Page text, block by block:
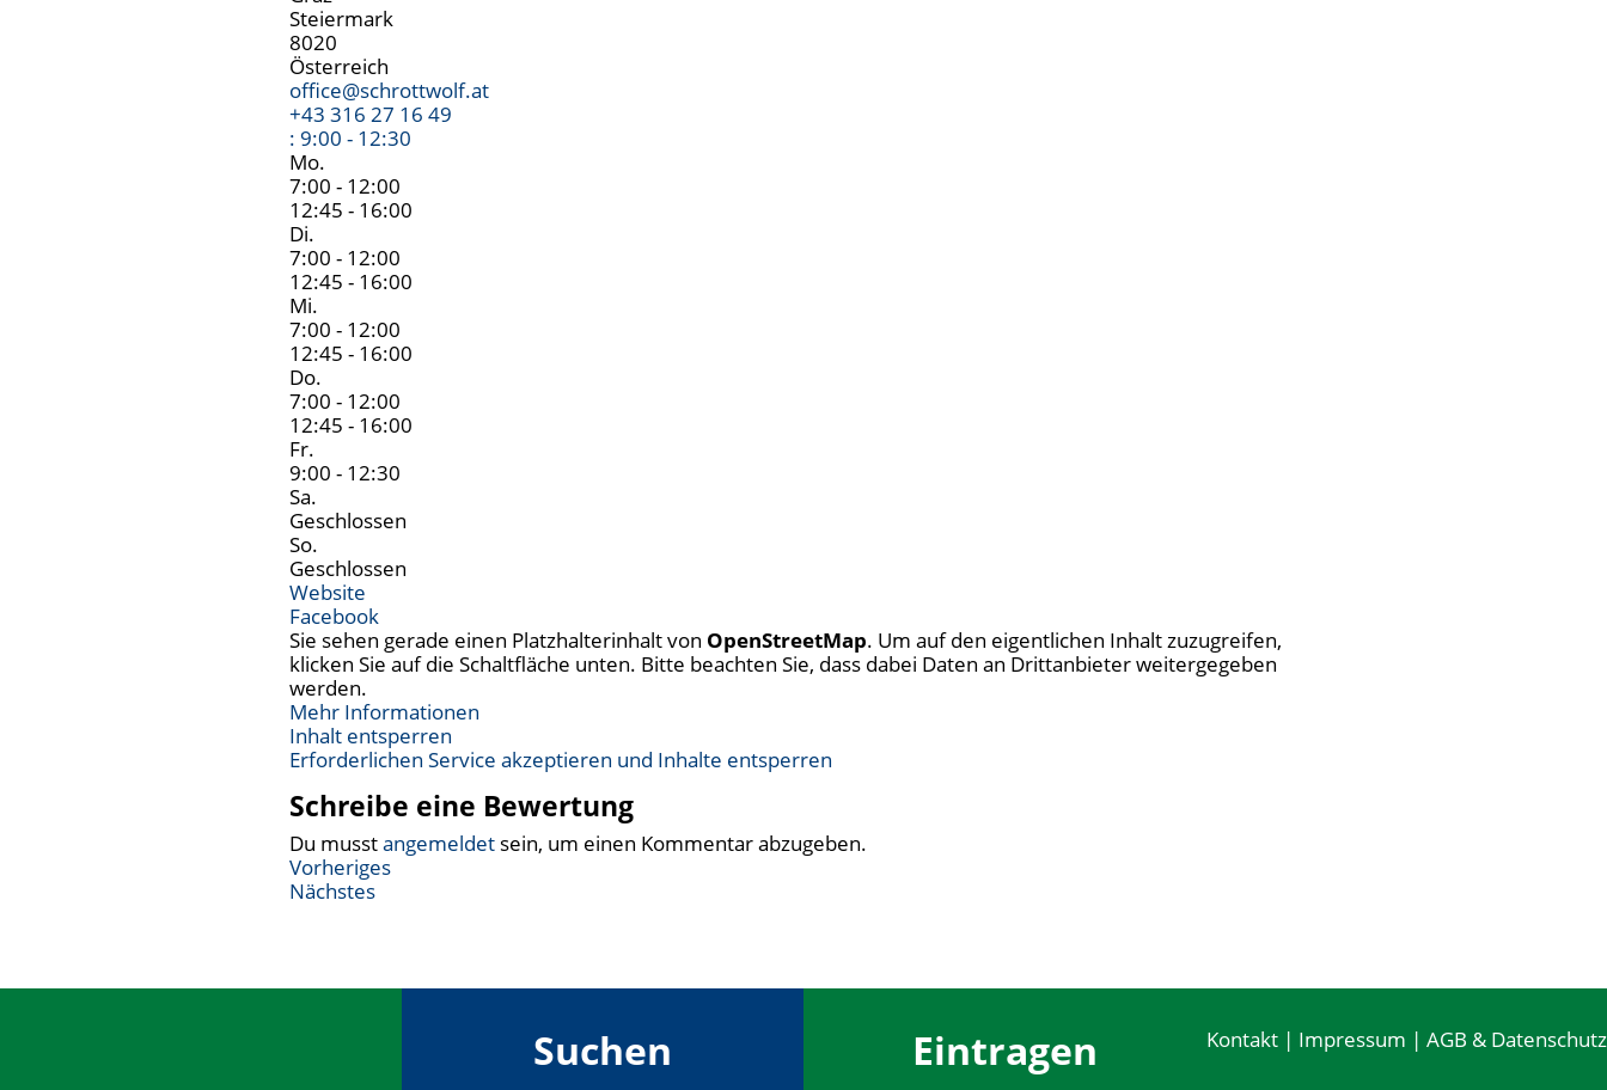
Steiermark
8020
Österreich
office@schrottwolf.at
+43 316 27 16 49
: 9:00 - 12:30
Mo.
7:00 - 12:00
12:45 - 16:00
Di.
7:00 - 12:00
12:45 - 16:00
Mi.
7:00 - 12:00
12:45 - 16:00
Do.
7:00 - 12:00
12:45 - 16:00
Fr.
9:00 - 12:30
Sa.
Geschlossen
So.
Geschlossen
Website
Facebook
Sie sehen gerade einen Platzhalterinhalt von OpenStreetMap. Um auf den eigentlichen Inhalt zuzugreifen,
klicken Sie auf die Schaltfläche unten. Bitte beachten Sie, dass dabei Daten an Drittanbieter weitergegeben
werden.
Mehr Informationen
Inhalt entsperren
Erforderlichen Service akzeptieren und Inhalte entsperren
Schreibe eine Bewertung
Du musstangemeldetsein, um einen Kommentar abzugeben.
Vorheriges
Nächstes
Suchen Eintragen Kontakt| Impressum | AGB & Datenschutz